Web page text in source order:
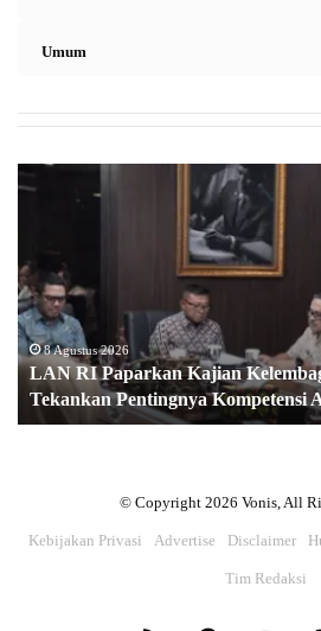
Umum
LAN
Kelembagaan,
Andi
Harun
Tekankan
Pentingnya
Kompetensi
ASN
8 Agustus 2026
LAN RI Paparkan Kajian
Tekankan Pentingnya Kompetensi
© Copyright 2026 Vonis, All
Kebijakan Privasi Advertise Disclaimer
Tim Redaksi